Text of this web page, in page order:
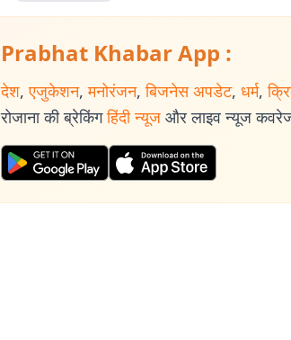
Prabhat Khabar App :
देश, एजुकेशन, मनोरंजन, बिजनेस अपडेट, धर्म,
रोजाना की ब्रेकिंग हिंदी न्यूज और लाइव न्यूज